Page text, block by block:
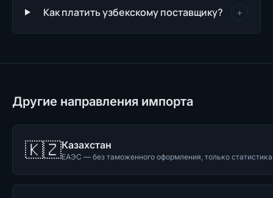
Как платить узбекскому поставщику? +
Другие направления импорта
🇰🇿Казахстан
ЕАЭС — без таможенного оформления, только статистика